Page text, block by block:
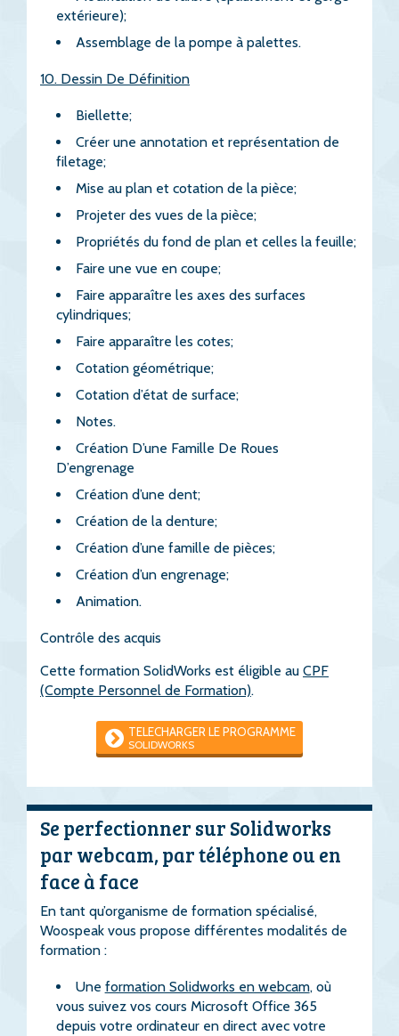
extérieure);
Assemblage de la pompe à palettes.
10. Dessin De Définition
Biellette;
Créer une annotation et représentation de
filetage;
Mise au plan et cotation de la pièce;
Projeter des vues de la pièce;
Propriétés du fond de plan et celles la feuille;
Faire une vue en coupe;
Faire apparaître les axes des surfaces
cylindriques;
Faire apparaître les cotes;
Cotation géométrique;
Cotation d’état de surface;
Notes.
Création D’une Famille De Roues
D’engrenage
Création d’une dent;
Création de la denture;
Création d’une famille de pièces;
Création d’un engrenage;
Animation.
Contrôle des acquis
Cette formation SolidWorks est éligible au CPF
(Compte Personnel de Formation).
TELECHARGER LE PROGRAMME
SOLIDWORKS
Se perfectionner sur Solidworks
par webcam, par téléphone ou en
face à face
En tant qu’organisme de formation spécialisé,
Woospeak vous propose différentes modalités de
formation :
Une formation Solidworks en webcam, où
vous suivez vos cours Microsoft Office 365
depuis votre ordinateur en direct avec votre